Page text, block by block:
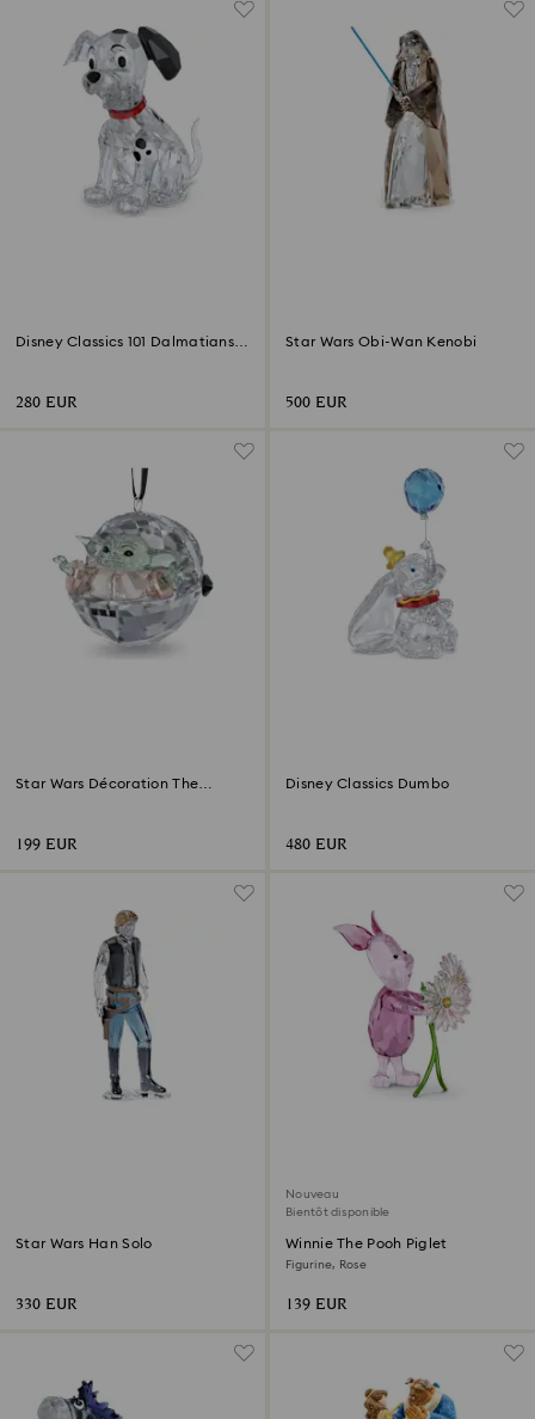
Disney Classics 101 Dalmatians -
280 EUR
Star Wars Obi-Wan Kenobi
500 EUR
Star Wars Décoration The
199 EUR
Disney Classics Dumbo
480 EUR
Star Wars Han Solo
330 EUR
Nouveau
Bientôt disponible
Winnie The Pooh Piglet
Figurine, Rose
139 EUR